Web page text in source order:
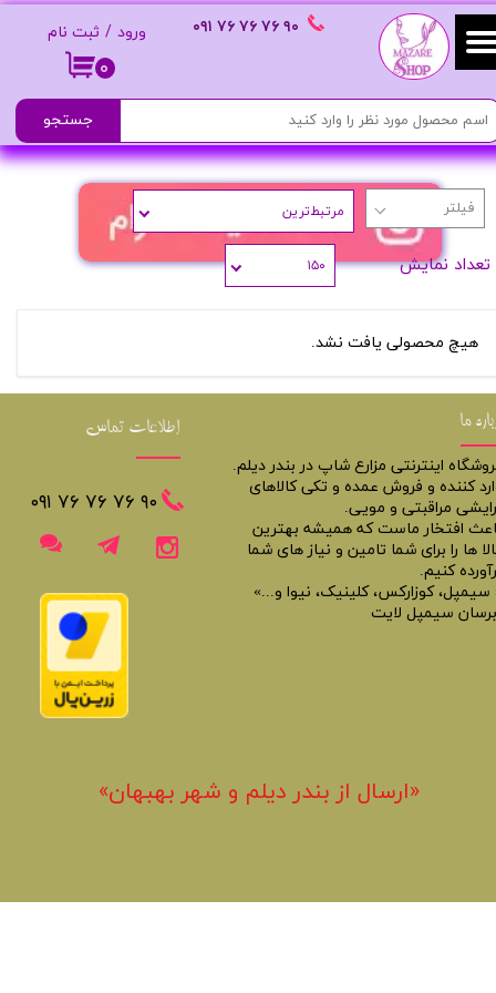
۰
ورود / ثبت نام
حساب کاربری من
تغییر گذر واژه
سفارشات
خروج از حساب کاربری
٩٠ ٧۶ ٧۶ ٧۶ ٠٩١
جستجو
مرتبط‌ترین
تعداد نمایش ۱۵۰
هیچ محصولی یافت نشد.
ما
اینترنتی مزارع شاپ در بندر دیلم.
کننده و فروش عمده و تکی کالاهای
مراقبتی و مویی.
افتخار ماست که همیشه بهترین
ها را برای شما تامین و نیاز های شما
کنیم.
سیمپل، کوزارکس، کلینیک، نیوا و...»
سیمپل لایت
اطلاعات تماس
​​٩٠ ٧۶ ٧۶ ٧۶ ٠٩١
«​ارسال از بندر دیلم و شهر بهبهان»